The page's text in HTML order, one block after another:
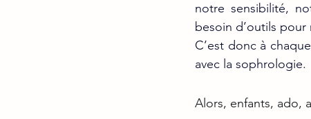
notre sensibilité,
besoin d’outils
C’est donc à
avec la sophrologie.
Alors, enfants, ado,